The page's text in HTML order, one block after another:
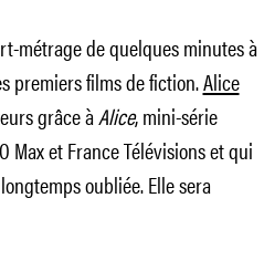
métrage de quelques minutes à
premiers films de fiction.Alice
grâce àAlice, mini-série
Max et France Télévisions et qui
oubliée. Elle sera